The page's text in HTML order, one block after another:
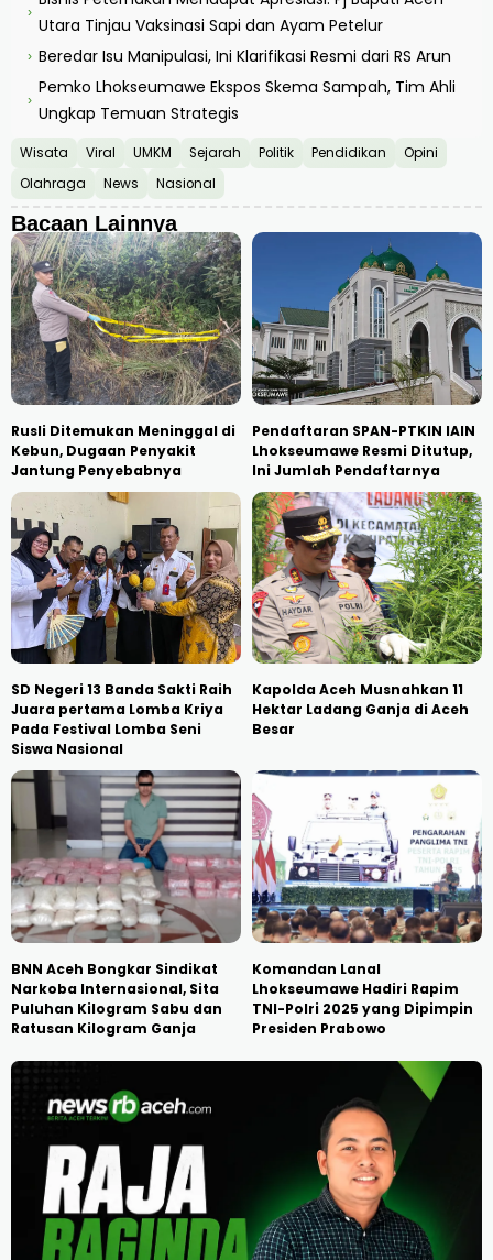
›
Utara Tinjau Vaksinasi Sapi dan Ayam Petelur
› Beredar Isu Manipulasi, Ini Klarifikasi Resmi dari RS Arun
›
Pemko Lhokseumawe Ekspos Skema Sampah, Tim Ahli
Ungkap Temuan Strategis
Wisata Viral UMKM Sejarah Politik Pendidikan
Opini
Olahraga
News Nasional
Bacaan Lainnya
Rusli Ditemukan Meninggal di
Kebun, Dugaan Penyakit
Jantung Penyebabnya
Pendaftaran SPAN-PTKIN IAIN
Lhokseumawe Resmi Ditutup,
Ini Jumlah Pendaftarnya
SD Negeri 13 Banda Sakti Raih
Juara pertama Lomba Kriya
Pada Festival Lomba Seni
Siswa Nasional
Kapolda Aceh Musnahkan 11
Hektar Ladang Ganja di Aceh
Besar
BNN Aceh Bongkar Sindikat
Narkoba Internasional, Sita
Puluhan Kilogram Sabu dan
Ratusan Kilogram Ganja
Komandan Lanal
Lhokseumawe Hadiri Rapim
TNI-Polri 2025 yang Dipimpin
Presiden Prabowo